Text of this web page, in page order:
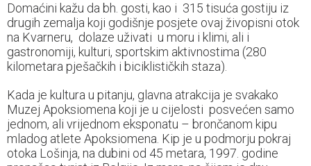
Domaćini kažu da bh. gosti, kao i 315 tisuća gostiju iz
drugih zemalja koji godišnje posjete ovaj živopisni otok
na Kvarneru, dolaze uživati u moru i klimi, ali i
gastronomiji, kulturi, sportskim aktivnostima (280
kilometara pješačkih i biciklističkih staza).
Kada je kultura u pitanju, glavna atrakcija je svakako
Muzej Apoksiomena koji je u cijelosti posvećen samo
jednom, ali vrijednom eksponatu – brončanom kipu
mladog atlete Apoksiomena. Kip je u podmorju pokraj
otoka Lošinja, na dubini od 45 metara, 1997. godine